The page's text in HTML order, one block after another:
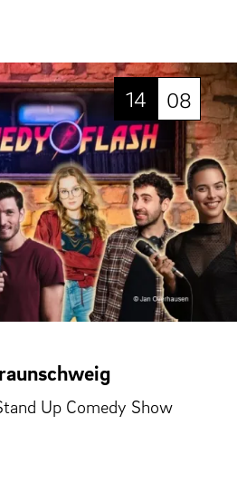
14 08
Up Comedy Show